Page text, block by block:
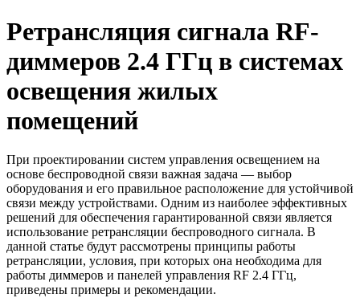
Ретрансляция сигнала RF-
диммеров 2.4 ГГц в системах
освещения жилых
помещений
При проектировании систем управления освещением на
основе беспроводной связи важная задача — выбор
оборудования и его правильное расположение для устойчивой
связи между устройствами. Одним из наиболее эффективных
решений для обеспечения гарантированной связи является
использование ретрансляции беспроводного сигнала. В
данной статье будут рассмотрены принципы работы
ретрансляции, условия, при которых она необходима для
работы диммеров и панелей управления RF 2.4 ГГц,
приведены примеры и рекомендации.